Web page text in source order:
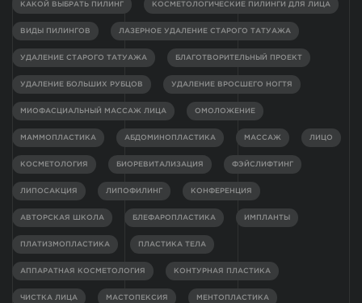
КАКОЙ ВЫБРАТЬ ПИЛИНГ КОСМЕТОЛОГИЧЕСКИЕ ПИЛИНГИ ДЛЯ ЛИЦА
ВИДЫ ПИЛИНГОВ ЛАЗЕРНОЕ УДАЛЕНИЕ СТАРОГО ТАТУАЖА
УДАЛЕНИЕ СТАРОГО ТАТУАЖА БЛАГОТВОРИТЕЛЬНЫЙ ПРОЕКТ
УДАЛЕНИЕ БОЛЬШИХ РУБЦОВ УДАЛЕНИЕ ВРОСШЕГО НОГТЯ
МИОФАСЦИАЛЬНЫЙ МАССАЖ ЛИЦА ОМОЛОЖЕНИЕ
МАММОПЛАСТИКА АБДОМИНОПЛАСТИКА МАССАЖ ЛИЦО
КОСМЕТОЛОГИЯ БИОРЕВИТАЛИЗАЦИЯ ФЭЙСЛИФТИНГ
ЛИПОСАКЦИЯ ЛИПОФИЛИНГ КОНФЕРЕНЦИЯ
АВТОРСКАЯ ШКОЛА БЛЕФАРОПЛАСТИКА ИМПЛАНТЫ
ПЛАТИЗМОПЛАСТИКА ПЛАСТИКА ТЕЛА
АППАРАТНАЯ КОСМЕТОЛОГИЯ КОНТУРНАЯ ПЛАСТИКА
ЧИСТКА ЛИЦА МАСТОПЕКСИЯ МЕНТОПЛАСТИКА